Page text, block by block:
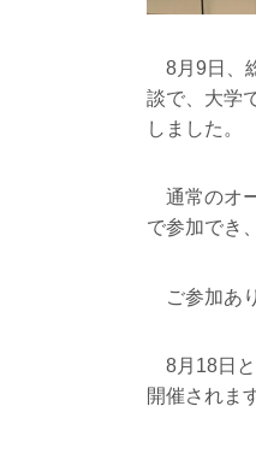
8月9日、
談で、大学
しました。
通常のオ
で参加でき
ご参加あ
8月18日と
開催されま